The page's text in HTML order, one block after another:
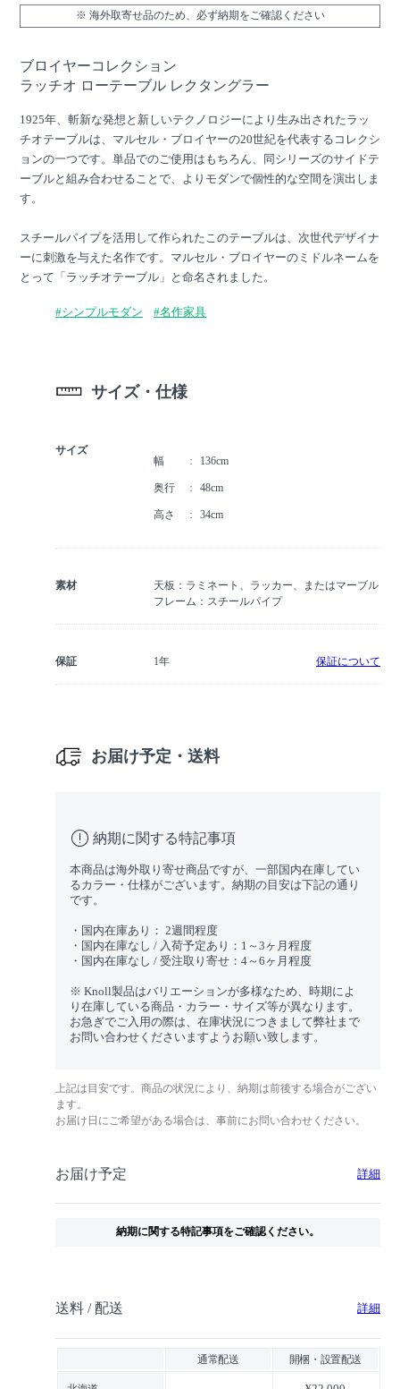
※ 海外取寄せ品のため、必ず納期をご確認ください
ブロイヤーコレクション
ラッチオ ローテーブル レクタングラー
1925年、斬新な発想と新しいテクノロジーにより生み出されたラッ
チオテーブルは、マルセル・ブロイヤーの20世紀を代表するコレクシ
ョンの一つです。単品でのご使用はもちろん、同シリーズのサイドテ
ーブルと組み合わせることで、よりモダンで個性的な空間を演出しま
す。
スチールパイプを活用して作られたこのテーブルは、次世代デザイナ
ーに刺激を与えた名作です。マルセル・ブロイヤーのミドルネームを
とって「ラッチオテーブル」と命名されました。
#シンプルモダン #名作家具
サイズ・仕様
サイズ
幅
136cm
奥行 48cm
高さ 34cm
素材
天板：ラミネート、ラッカー、またはマーブル
フレーム：スチールパイプ
保証 1年 保証について
お届け予定・送料
納期に関する特記事項
本商品は海外取り寄せ商品ですが、一部国内在庫してい
るカラー・仕様がございます。納期の目安は下記の通り
です。
・国内在庫あり： 2週間程度
・国内在庫なし / 入荷予定あり：1～3ヶ月程度
・国内在庫なし / 受注取り寄せ：4～6ヶ月程度
※ Knoll製品はバリエーションが多様なため、時期によ
り在庫している商品・カラー・サイズ等が異なります。
お急ぎでご入用の際は、在庫状況につきまして弊社まで
お問い合わせくださいますようお願い致します。
上記は目安です。商品の状況により、納期は前後する場合がござい
ます。
お届け日にご希望がある場合は、事前にお問い合わせください。
お届け予定 詳細
納期に関する特記事項をご確認ください。
送料 / 配送 詳細
通常配送 開梱・設置配送